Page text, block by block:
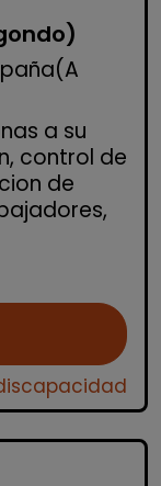
a su
control de
de